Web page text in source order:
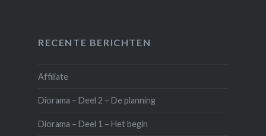
RECENTE BERICHTEN
Affiliate
Diorama – Deel 2 – De planning
Diorama – Deel 1 – Het begin